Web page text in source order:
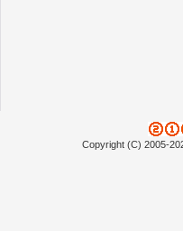
Copyright (C) 2005-